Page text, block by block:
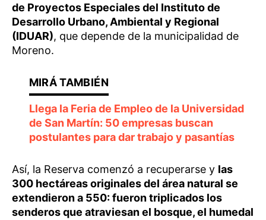
de Proyectos Especiales del Instituto de
Desarrollo Urbano, Ambiental y Regional
(IDUAR), que depende de la municipalidad de
Moreno.
Llega la Feria de Empleo de la Universidad
de San Martín: 50 empresas buscan
postulantes para dar trabajo y pasantías
Así, la Reserva comenzó a recuperarse y las
300 hectáreas originales del área natural se
extendieron a 550: fueron triplicados los
senderos que atraviesan el bosque, el humedal